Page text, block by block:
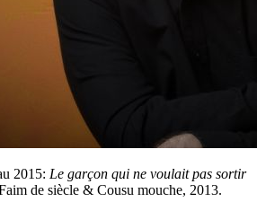
2015: Le garçon qui ne voulait pas sortir
de siècle & Cousu mouche, 2013.